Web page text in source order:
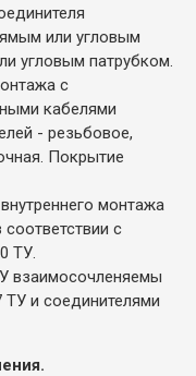
или угловым
угловым патрубком.
с
кабелями
- резьбовое,
Покрытие
монтажа
с
ТУ.
взаимосочленяемы
и соединителями